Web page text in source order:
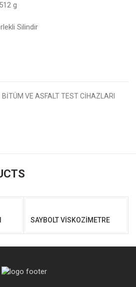
g
Silindir
BİTÜM VE ASFALT TEST CİHAZLARI
SAYBOLT VİSKOZİMETRE